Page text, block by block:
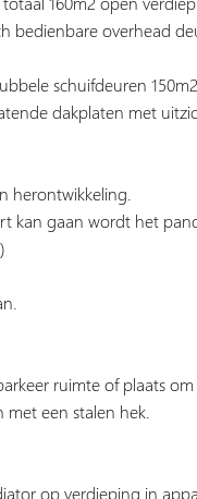
bedienbare overhead
schuifdeuren
dakplaten met
herontwikkeling.
kan gaan wordt het
ruimte of plaats om
een stalen hek.
op verdieping in